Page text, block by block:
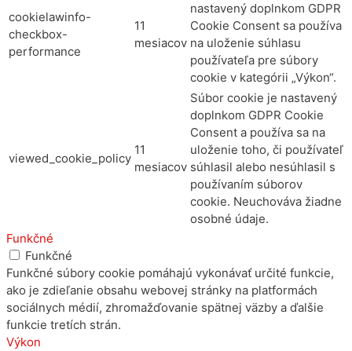
cookielawinfo-
checkbox-
performance
11
mesiacov
nastavený doplnkom GDPR
Cookie Consent sa používa
na uloženie súhlasu
používateľa pre súbory
cookie v kategórii „Výkon“.
viewed_cookie_policy
11
mesiacov
Súbor cookie je nastavený
doplnkom GDPR Cookie
Consent a používa sa na
uloženie toho, či používateľ
súhlasil alebo nesúhlasil s
používaním súborov
cookie. Neuchováva žiadne
osobné údaje.
Funkčné
Funkčné
Funkčné súbory cookie pomáhajú vykonávať určité funkcie,
ako je zdieľanie obsahu webovej stránky na platformách
sociálnych médií, zhromažďovanie spätnej väzby a ďalšie
funkcie tretích strán.
Výkon